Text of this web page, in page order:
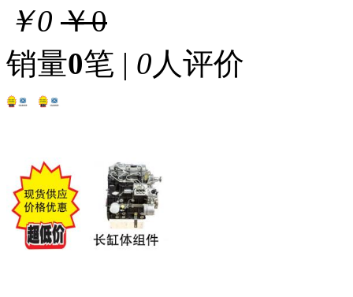
￥0 ￥0
销量0笔 | 0人评价